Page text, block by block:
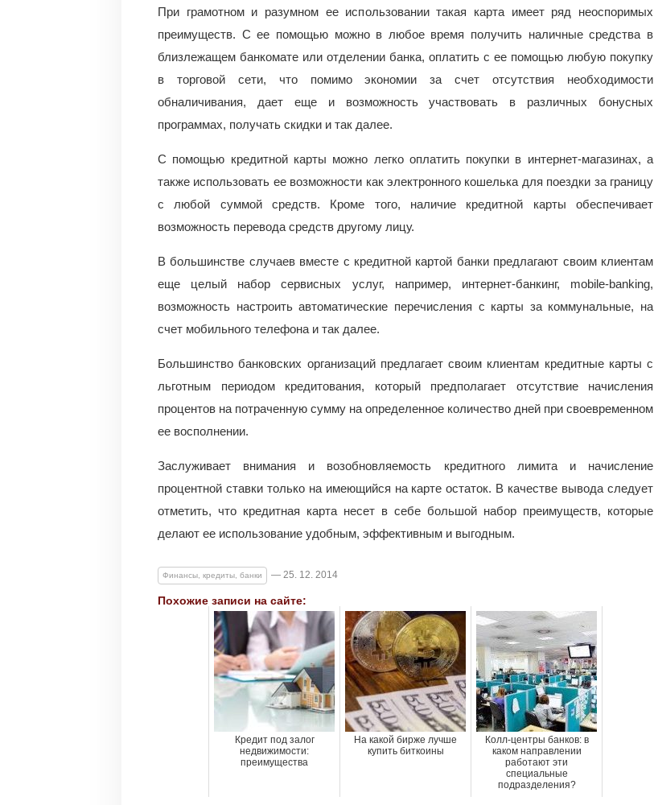
При грамотном и разумном ее использовании такая карта имеет ряд неоспоримых
преимуществ. С ее помощью можно в любое время получить наличные средства в
близлежащем банкомате или отделении банка, оплатить с ее помощью любую покупку
в торговой сети, что помимо экономии за счет отсутствия необходимости
обналичивания, дает еще и возможность участвовать в различных бонусных
программах, получать скидки и так далее.
С помощью кредитной карты можно легко оплатить покупки в интернет-магазинах, а
также использовать ее возможности как электронного кошелька для поездки за границу
с любой суммой средств. Кроме того, наличие кредитной карты обеспечивает
возможность перевода средств другому лицу.
В большинстве случаев вместе с кредитной картой банки предлагают своим клиентам
еще целый набор сервисных услуг, например, интернет-банкинг, mobile-banking,
возможность настроить автоматические перечисления с карты за коммунальные, на
счет мобильного телефона и так далее.
Большинство банковских организаций предлагает своим клиентам кредитные карты с
льготным периодом кредитования, который предполагает отсутствие начисления
процентов на потраченную сумму на определенное количество дней при своевременном
ее восполнении.
Заслуживает внимания и возобновляемость кредитного лимита и начисление
процентной ставки только на имеющийся на карте остаток. В качестве вывода следует
отметить, что кредитная карта несет в себе большой набор преимуществ, которые
делают ее использование удобным, эффективным и выгодным.
Финансы, кредиты, банки — 25. 12. 2014
Похожие записи на сайте:
Кредит под залог
недвижимости:
преимущества
На какой бирже лучше
купить биткоины
Колл-центры банков: в
каком направлении
работают эти
специальные
подразделения?